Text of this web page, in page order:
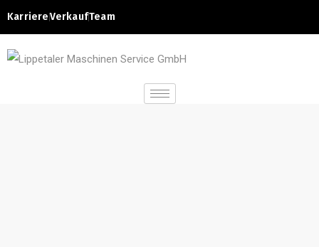
KarriereVerkaufTeam